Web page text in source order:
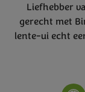
Liefhebber
gerecht met
lente-ui echt